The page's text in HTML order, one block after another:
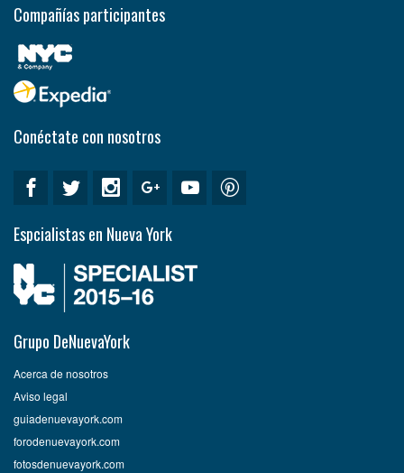
Compañías participantes
Conéctate con nosotros
Espcialistas en Nueva York
Grupo DeNuevaYork
Acerca de nosotros
Aviso legal
guiadenuevayork.com
forodenuevayork.com
fotosdenuevayork.com